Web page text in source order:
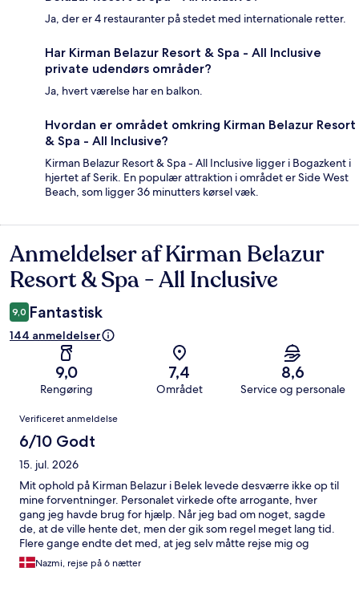
Ja, der er 4 restauranter på stedet med internationale retter.
Har Kirman Belazur Resort & Spa - All Inclusive
private udendørs områder?
Ja, hvert værelse har en balkon.
Hvordan er området omkring Kirman Belazur Resort
& Spa - All Inclusive?
Kirman Belazur Resort & Spa - All Inclusive ligger i Bogazkent i
hjertet af Serik. En populær attraktion i området er Side West
Beach, som ligger 36 minutters kørsel væk.
Anmeldelser
Anmeldelser af Kirman Belazur
Resort & Spa - All Inclusive
9,0 Fantastisk
144 anmeldelser
9,0
Rengøring
7,4
Området
8,6
Service og personale
Anmeldelser
Verificeret anmeldelse
6/10 Godt
15. jul. 2026
Mit ophold på Kirman Belazur i Belek levede desværre ikke op til
mine forventninger. Personalet virkede ofte arrogante, hver
gang jeg havde brug for hjælp. Når jeg bad om noget, sagde
de, at de ville hente det, men der gik som regel meget lang tid.
Flere gange endte det med, at jeg selv måtte rejse mig og
hente mine drikkevarer. Jeg oplevede også problemer med
rengøringen. Vi satte et “Forstyr ikke”-skilt på døren, fordi vi ikke
Nazmi, rejse på 6 nætter